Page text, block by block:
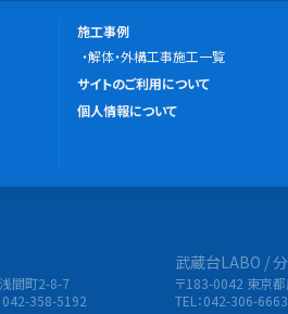
施
工
事
例
施工事例
解体・外構工事施工一覧
こ
の
ト
て
サイトのご利用について
個人情報について
間町2-8-7
042-358-5192
武蔵台LABO / 分
〒183-0042 東京
TEL：042-306-